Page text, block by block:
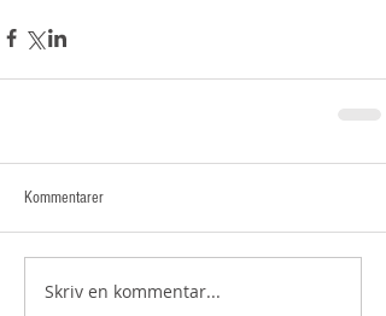
Kommentarer
Skriv en kommentar...